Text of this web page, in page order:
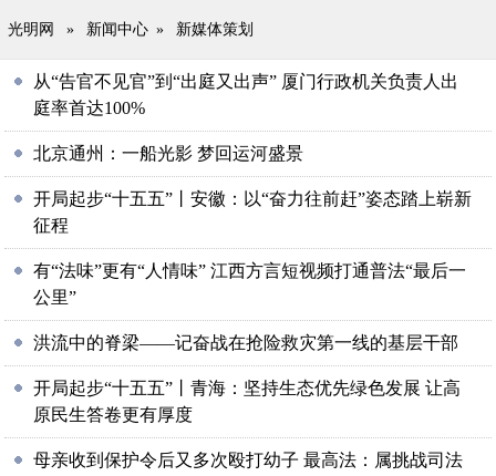
光明网 » 新闻中心 » 新媒体策划
从“告官不见官”到“出庭又出声” 厦门行政机关负责人出
庭率首达100%
北京通州：一船光影 梦回运河盛景
开局起步“十五五”丨安徽：以“奋力往前赶”姿态踏上崭新
征程
有“法味”更有“人情味” 江西方言短视频打通普法“最后一
公里”
洪流中的脊梁——记奋战在抢险救灾第一线的基层干部
开局起步“十五五”丨青海：坚持生态优先绿色发展 让高
原民生答卷更有厚度
母亲收到保护令后又多次殴打幼子 最高法：属挑战司法